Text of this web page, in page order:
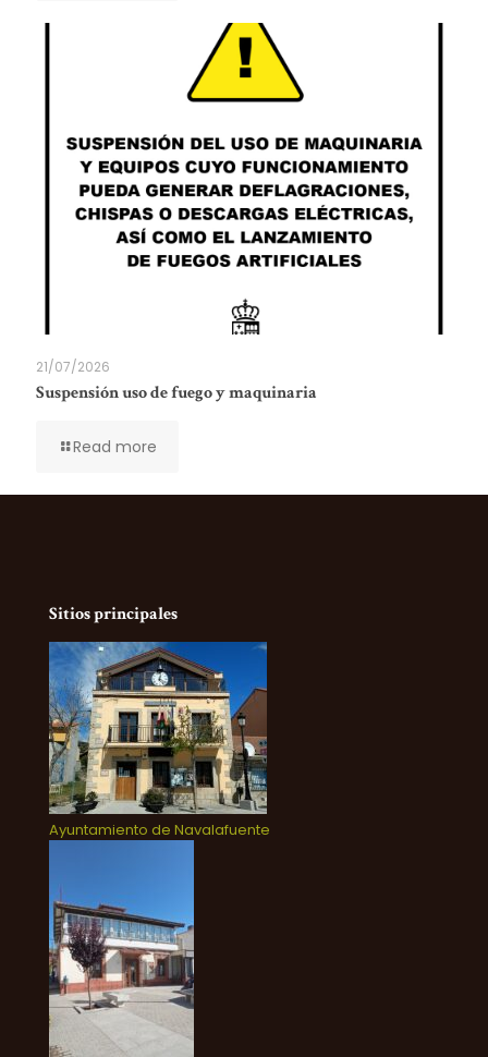
21/07/2026
Suspensión uso de fuego y maquinaria
Read more
Sitios principales
Ayuntamiento de Navalafuente